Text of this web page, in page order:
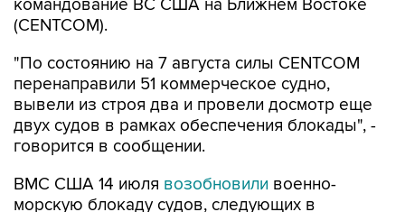
"По состоянию на 7 августа силы CENTCOM
вывели из строя два и провели досмотр еще
двух судов в рамках обеспечения блокады", -
говорится в сообщении.
ВМС США 14 июлявозобновили
иранские порты и прибрежные районы или из